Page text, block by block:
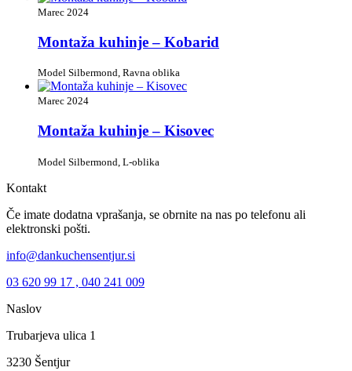
Marec 2024
Montaža kuhinje – Kobarid
Model Silbermond, Ravna oblika
Marec 2024
Montaža kuhinje – Kisovec
Model Silbermond, L-oblika
Kontakt
Če imate dodatna vprašanja, se obrnite na nas po telefonu ali
elektronski pošti.
info@dankuchensentjur.si
03 620 99 17 , 040 241 009
Naslov
Trubarjeva ulica 1
3230 Šentjur